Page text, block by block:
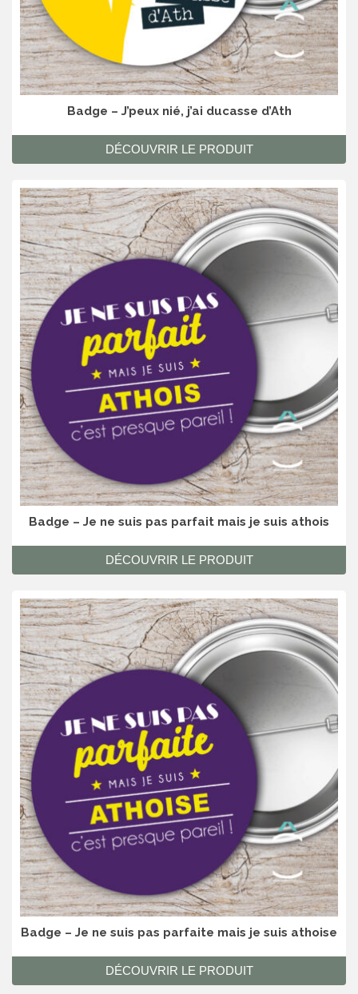
Badge – J’peux nié, j’ai ducasse d’Ath
DÉCOUVRIR LE PRODUIT
Badge – Je ne suis pas parfait mais je suis athois
DÉCOUVRIR LE PRODUIT
Badge – Je ne suis pas parfaite mais je suis athoise
DÉCOUVRIR LE PRODUIT